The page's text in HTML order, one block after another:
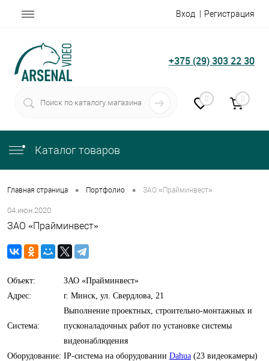
Вход Регистрация
+375 (29) 303 22 30
0 0
Каталог товаров
Главная страница • Портфолио • ЗАО «Прайминвест»
04.июн.2020
ЗАО «Прайминвест»
Объект:
ЗАО «Прайминвест»
Адрес:
г. Минск, ул. Свердлова, 21
Система:
Выполнение проектных, строительно-монтажных и
пусконаладочных работ по установке системы
видеонаблюдения
Оборудование: IP-система на оборудовании Dahua (23 видеокамеры)